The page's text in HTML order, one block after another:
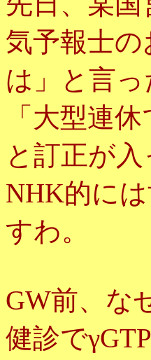
気予報士
は」と言
「大型連休
と訂正が
NHK的に
すわ。
GW前、な
健診で